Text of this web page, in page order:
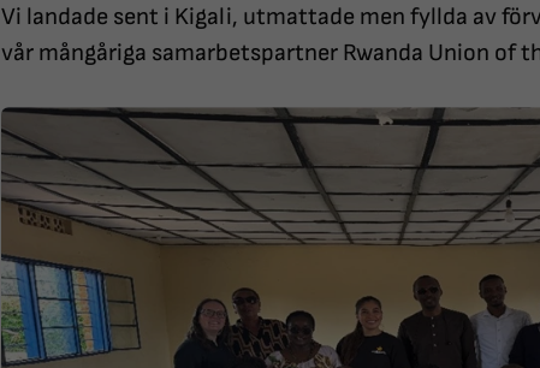
Vi landade sent i Kigali, utmattade men fyllda av
vår mångåriga samarbetspartner Rwanda Union of